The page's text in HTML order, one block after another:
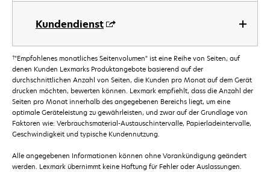
Kundendienst
†"Empfohlenes monatliches Seitenvolumen" ist eine Reihe von Seiten, auf
denen Kunden Lexmarks Produktangebote basierend auf der
durchschnittlichen Anzahl von Seiten, die Kunden pro Monat auf dem Gerät
drucken möchten, bewerten können. Lexmark empfiehlt, dass die Anzahl der
Seiten pro Monat innerhalb des angegebenen Bereichs liegt, um eine
optimale Geräteleistung zu gewährleisten, und zwar auf der Grundlage von
Faktoren wie: Verbrauchsmaterial-Austauschintervalle, Papierladeintervalle,
Geschwindigkeit und typische Kundennutzung.
Alle angegebenen Informationen können ohne Vorankündigung geändert
werden. Lexmark übernimmt keine Haftung für Fehler oder Auslassungen.